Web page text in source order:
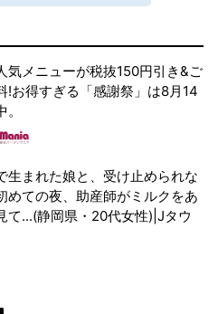
気メニューが税抜150円引き&ご
!お得すぎる「感謝祭」は8月14
生まれた娘と、受け止められな
めての夜、助産師がミルクをあ
て...(静岡県・20代女性)|Jタウ